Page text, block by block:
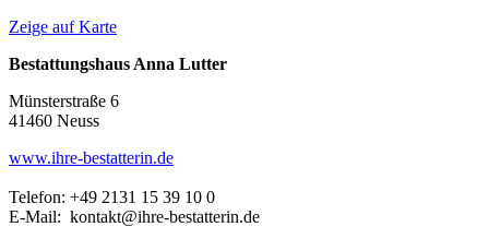
Zeige auf Karte
Bestattungshaus Anna Lutter
Münsterstraße 6
41460 Neuss
www.ihre-bestatterin.de
Telefon: +49 2131 15 39 10 0
E-Mail: kontakt@ihre-bestatterin.de